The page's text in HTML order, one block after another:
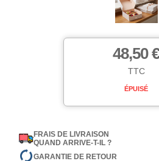
48,50
TTC
ÉPUISÉ
FRAIS DE LIVRAISON
QUAND ARRIVE-T-IL ?
GARANTIE DE RETOUR